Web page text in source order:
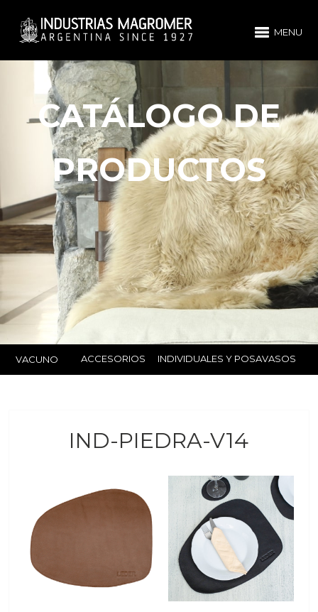
MENU
CATÁLOGO DE
PRODUCTOS
VACUNO ACCESORIOS INDIVIDUALES Y POSAVASOS
IND-PIEDRA-V14